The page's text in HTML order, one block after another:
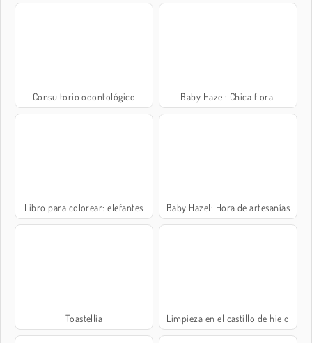
Consultorio odontológico Baby Hazel: Chica floral
Libro para colorear: elefantes Baby Hazel: Hora de artesanías
Toastellia Limpieza en el castillo de hielo